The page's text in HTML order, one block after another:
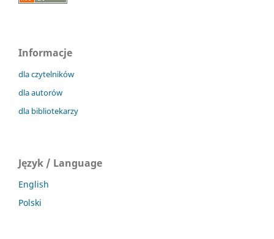
Informacje
dla czytelników
dla autorów
dla bibliotekarzy
Język / Language
English
Polski